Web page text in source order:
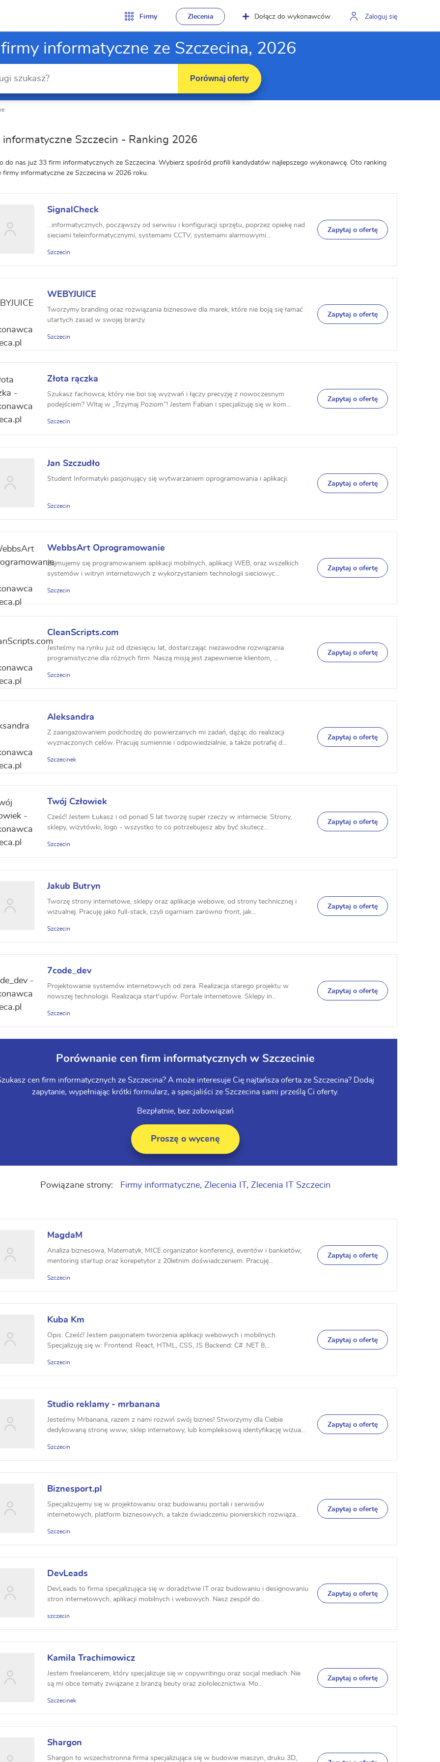
Firmy Zlecenia Dołącz do wykonawców Zaloguj się
informatyczne ze Szczecina, 2026
Porównaj oferty
informatyczne Szczecin - Ranking 2026
do nas już 33 firm informatycznych ze Szczecina. Wybierz spośród profili kandydatów najlepszego wykonawcę. Oto ranking
firmy informatyczne ze Szczecina w 2026 roku.
SignalCheck
...informatycznych, począwszy od serwisu i konfiguracji sprzętu, poprzez opiekę nad
sieciami teleinformatycznymi, systemami CCTV, systemami alarmowymi...
Szczecin
Zapytaj o ofertę
WEBYJUICE
Tworzymy branding oraz rozwiązania biznesowe dla marek, które nie boją się łamać
utartych zasad w swojej branży.
Szczecin
Zapytaj o ofertę
Złota rączka
Szukasz fachowca, który nie boi się wyzwań i łączy precyzję z nowoczesnym
podejściem? Witaj w „Trzymaj Poziom”! Jestem Fabian i specjalizuję się w kom...
Szczecin
Zapytaj o ofertę
Jan Szczudło
Student Informatyki pasjonujący się wytwarzaniem oprogramowania i aplikacji.
Szczecin
Zapytaj o ofertę
WebbsArt Oprogramowanie
Zajmujemy się programowaniem aplikacji mobilnych, aplikacji WEB, oraz wszelkich
systemów i witryn internetowych z wykorzystaniem technologii sieciowyc...
Szczecin
Zapytaj o ofertę
CleanScripts.com
Jesteśmy na rynku już od dziesięciu lat, dostarczając niezawodne rozwiązania
programistyczne dla różnych firm. Naszą misją jest zapewnienie klientom, ...
Szczecin
Zapytaj o ofertę
Aleksandra
Z zaangażowaniem podchodzę do powierzanych mi zadań, dążąc do realizacji
wyznaczonych celów. Pracuję sumiennie i odpowiedzialnie, a także potrafię d...
Szczecinek
Zapytaj o ofertę
Twój Człowiek
Cześć! Jestem Łukasz i od ponad 5 lat tworzę super rzeczy w internecie. Strony,
sklepy, wizytówki, logo - wszystko to co potrzebujesz aby być skutecz...
Szczecin
Zapytaj o ofertę
Jakub Butryn
Tworzę strony internetowe, sklepy oraz aplikacje webowe, od strony technicznej i
wizualnej. Pracuję jako full-stack, czyli ogarniam zarówno front, jak...
Szczecin
Zapytaj o ofertę
7code_dev
Projektowanie systemów internetowych od zera. Realizacja starego projektu w
nowszej technologii. Realizacja start'upów. Portale internetowe. Sklepy in...
Szczecin
Zapytaj o ofertę
Porównanie cen firm informatycznych w Szczecinie
cen firm informatycznych ze Szczecina? A może interesuje Cię najtańsza oferta ze Szczecina? Dodaj
zapytanie, wypełniając krótki formularz, a specjaliści ze Szczecina sami prześlą Ci oferty.
Bezpłatnie, bez zobowiązań
Proszę o wycenę
Powiązane strony: Firmy informatyczne, Zlecenia IT , Zlecenia IT Szczecin
MagdaM
Analiza biznesowa, Matematyk, MICE organizator konferencji, eventów i bankietów,
mentoring startup oraz korepetytor z 20letnim doświadczeniem. Pracuję...
Szczecin
Zapytaj o ofertę
Kuba Km
Opis: Cześć! Jestem pasjonatem tworzenia aplikacji webowych i mobilnych.
Specjalizuję się w: Frontend: React, HTML, CSS, JS Backend: C# .NET 8,...
Szczecin
Zapytaj o ofertę
Studio reklamy - mrbanana
Jesteśmy Mrbanana, razem z nami rozwiń swój biznes! Stworzymy dla Ciebie
dedykowaną stronę www, sklep internetowy, lub kompleksową identyfikację wizua...
Szczecin
Zapytaj o ofertę
Biznesport.pl
Specjalizujemy się w projektowaniu oraz budowaniu portali i serwisów
internetowych, platform biznesowych, a także świadczeniu pionierskich rozwiąza...
Szczecin
Zapytaj o ofertę
DevLeads
DevLeads to firma specjalizująca się w doradztwie IT oraz budowaniu i designowaniu
stron internetowych, aplikacji mobilnych i webowych. Nasz zespół do...
szczecin
Zapytaj o ofertę
Kamila Trachimowicz
Jestem freelancerem, który specjalizuje się w copywritingu oraz socjal mediach. Nie
są mi obce tematy związane z branżą beuty oraz ziołolecznictwa. Mo...
Szczecinek
Zapytaj o ofertę
Shargon
Shargon to wszechstronna firma specjalizująca się w budowie maszyn, druku 3D,